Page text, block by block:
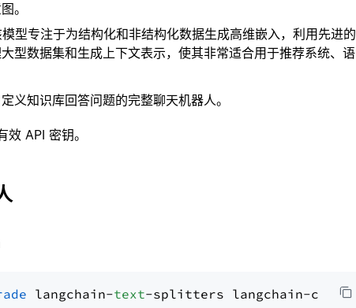
。
模型专注于为结构化和非结构化数据生成高维嵌入，利用先进的
型数据集和生成上下文表示，使其非常适合用于推荐系统、语
义知识库回答问题的完整聊天机器人。
API 密钥。
langchain-text